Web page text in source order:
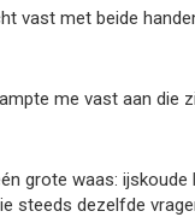
vast met beide
me vast aan die
grote waas: ijskoude
steeds dezelfde